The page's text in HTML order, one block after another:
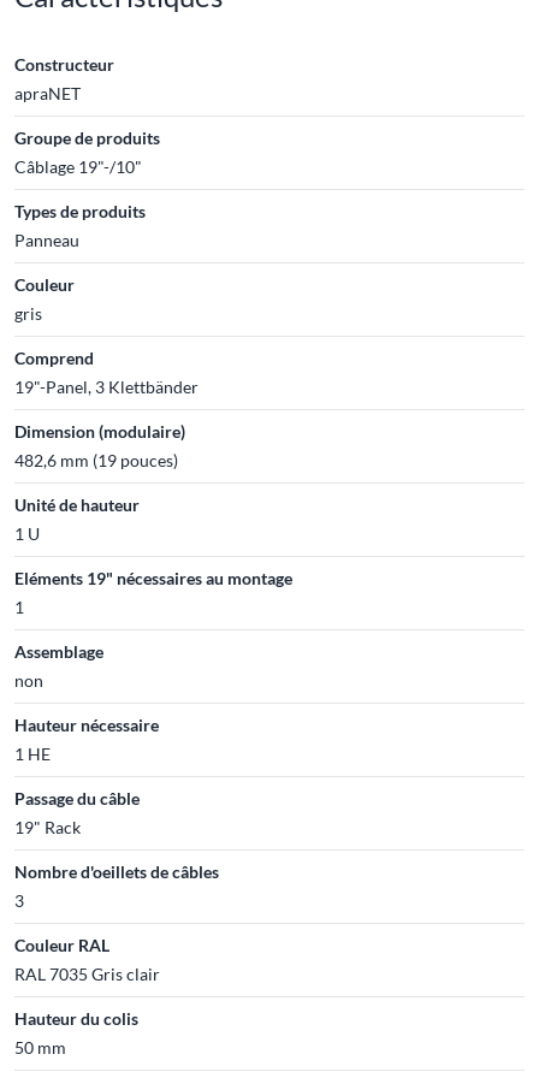
Constructeur
apraNET
Groupe de produits
Câblage 19"-/10"
Types de produits
Panneau
Couleur
gris
Comprend
19"-Panel, 3 Klettbänder
Dimension (modulaire)
482,6 mm (19 pouces)
Unité de hauteur
1 U
Eléments 19" nécessaires au montage
1
Assemblage
non
Hauteur nécessaire
1 HE
Passage du câble
19" Rack
Nombre d'oeillets de câbles
3
Couleur RAL
RAL 7035 Gris clair
Hauteur du colis
50 mm